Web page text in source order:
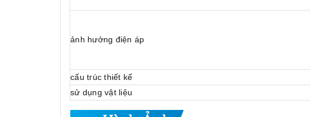
ảnh hưởng điện áp
cấu trúc thiết kế
sử dụng vật liệu